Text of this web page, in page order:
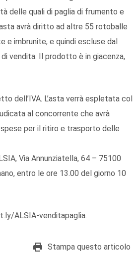
delle quali di paglia di frumento e
avrà diritto ad altre 55 rotoballe
e imbrunite, e quindi escluse dal
vendita. Il prodotto è in giacenza,
dell’IVA. L’asta verrà espletata col
al concorrente che avrà
spese per il ritiro e trasporto delle
Via Annunziatella, 64 – 75100
entro le ore 13.00 del giorno 10
ALSIA-venditapaglia.
Stampa questo articolo